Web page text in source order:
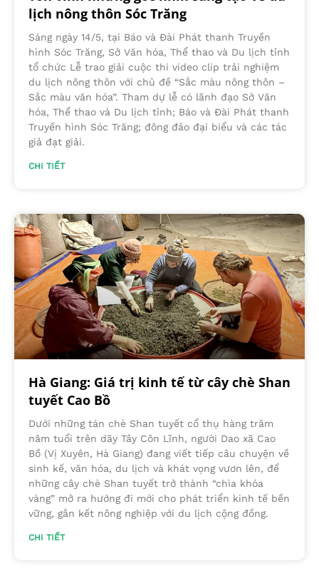
lịch nông thôn Sóc Trăng
Sáng ngày 14/5, tại Báo và Đài Phát thanh Truyền
hình Sóc Trăng, Sở Văn hóa, Thể thao và Du lịch tỉnh
tổ chức Lễ trao giải cuộc thi video clip trải nghiệm
du lịch nông thôn với chủ đề “Sắc màu nông thôn –
Sắc màu văn hóa”. Tham dự lễ có lãnh đạo Sở Văn
hóa, Thể thao và Du lịch tỉnh; Báo và Đài Phát thanh
Truyền hình Sóc Trăng; đông đảo đại biểu và các tác
giả đạt giải.
CHI TIẾT
Hà Giang: Giá trị kinh tế từ cây chè Shan
tuyết Cao Bồ
Dưới những tán chè Shan tuyết cổ thụ hàng trăm
năm tuổi trên dãy Tây Côn Lĩnh, người Dao xã Cao
Bồ (Vị Xuyên, Hà Giang) đang viết tiếp câu chuyện về
sinh kế, văn hóa, du lịch và khát vọng vươn lên, để
những cây chè Shan tuyết trở thành “chìa khóa
vàng” mở ra hướng đi mới cho phát triển kinh tế bền
vững, gắn kết nông nghiệp với du lịch cộng đồng.
CHI TIẾT